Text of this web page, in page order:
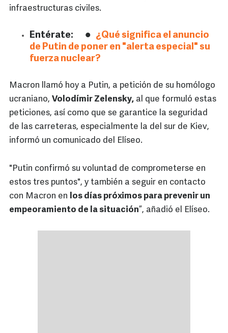
infraestructuras civiles.
Entérate:
¿Qué significa el anuncio
de Putin de poner en "alerta especial" su
fuerza nuclear?
Macron llamó hoy a Putin, a petición de su homólogo
ucraniano, Volodímir Zelensky, al que formuló estas
peticiones, así como que se garantice la seguridad
de las carreteras, especialmente la del sur de Kiev,
informó un comunicado del Elíseo.
"Putin confirmó su voluntad de comprometerse en
estos tres puntos", y también a seguir en contacto
con Macron en los días próximos para prevenir un
empeoramiento de la situación”, añadió el Elíseo.